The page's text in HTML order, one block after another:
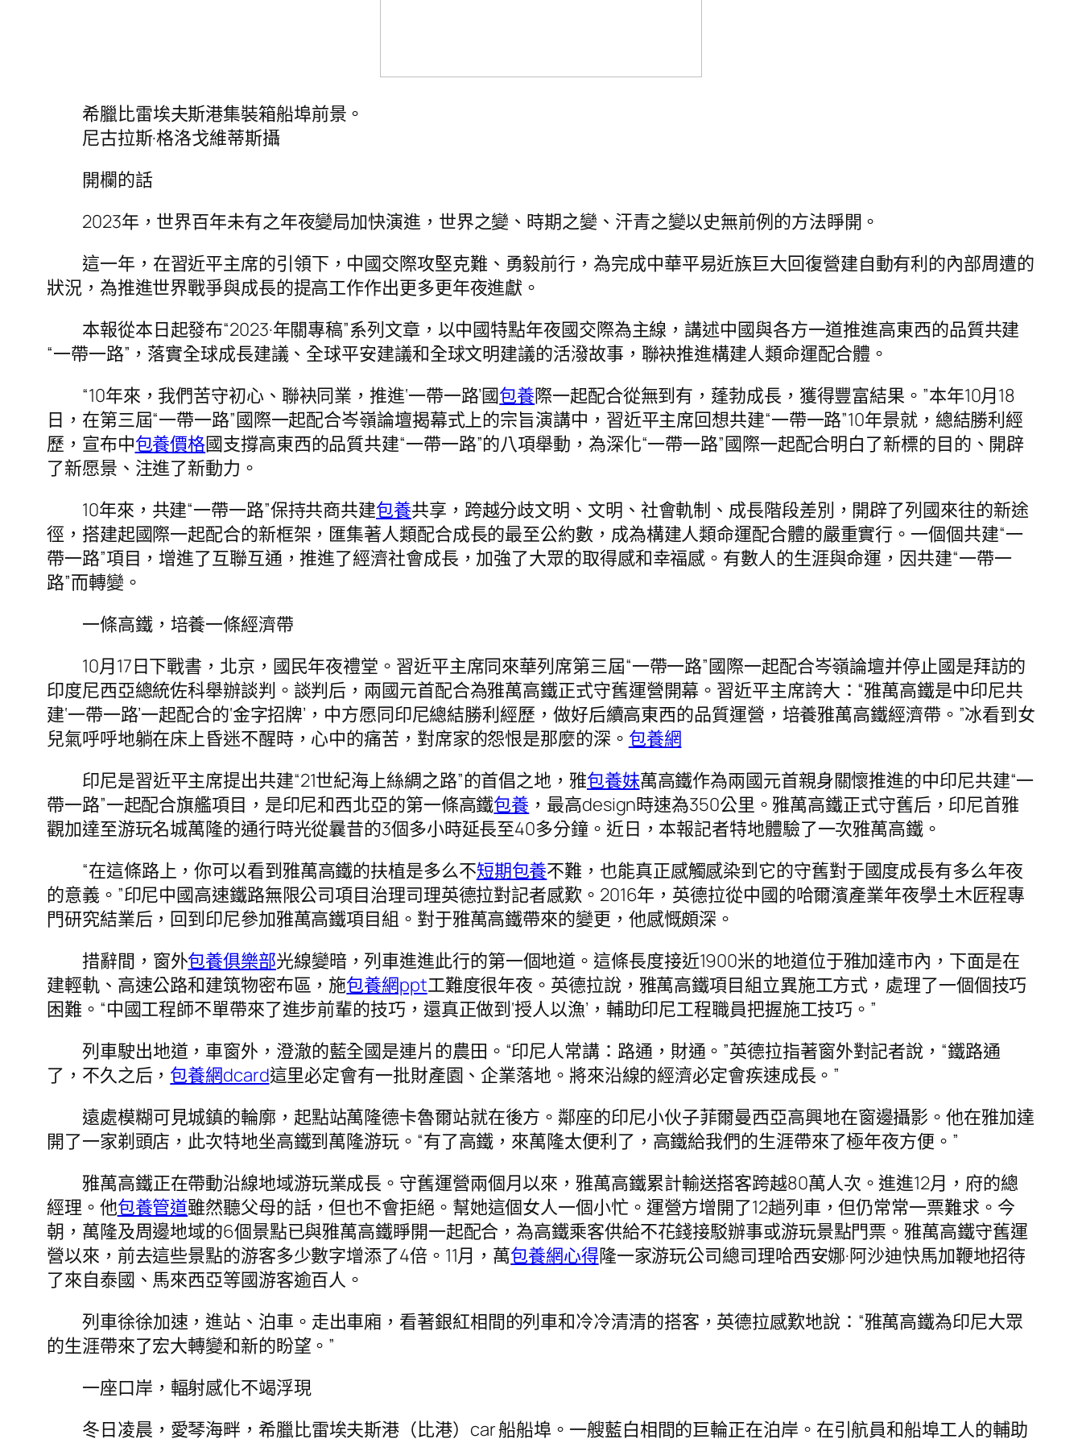
希臘比雷埃夫斯港集裝箱船埠前景。
尼古拉斯·格洛戈維蒂斯攝
開欄的話
2023年，世界百年未有之年夜變局加快演進，世界之變、時期之變、汗青之變以史無前例的方法睜開。
這一年，在習近平主席的引領下，中國交際攻堅克難、勇毅前行，為完成中華平易近族巨大回復營建自動有利的內部周遭的
狀況，為推進世界戰爭與成長的提高工作作出更多更年夜進獻。
本報從本日起發布“2023·年關專稿”系列文章，以中國特點年夜國交際為主線，講述中國與各方一道推進高東西的品質共建
“一帶一路”，落實全球成長建議、全球平安建議和全球文明建議的活潑故事，聯袂推進構建人類命運配合體。
“10年來，我們苦守初心、聯袂同業，推進‘一帶一路’國包養際一起配合從無到有，蓬勃成長，獲得豐富結果。”本年10月18
日，在第三屆“一帶一路”國際一起配合岑嶺論壇揭幕式上的宗旨演講中，習近平主席回想共建“一帶一路”10年景就，總結勝利經
歷，宣布中包養價格國支撐高東西的品質共建“一帶一路”的八項舉動，為深化“一帶一路”國際一起配合明白了新標的目的、開辟
了新愿景、注進了新動力。
10年來，共建“一帶一路”保持共商共建包養共享，跨越分歧文明、文明、社會軌制、成長階段差別，開辟了列國來往的新途
徑，搭建起國際一起配合的新框架，匯集著人類配合成長的最至公約數，成為構建人類命運配合體的嚴重實行。一個個共建“一
帶一路”項目，增進了互聯互通，推進了經濟社會成長，加強了大眾的取得感和幸福感。有數人的生涯與命運，因共建“一帶一
路”而轉變。
一條高鐵，培養一條經濟帶
10月17日下戰書，北京，國民年夜禮堂。習近平主席同來華列席第三屆“一帶一路”國際一起配合岑嶺論壇并停止國是拜訪的
印度尼西亞總統佐科舉辦談判。談判后，兩國元首配合為雅萬高鐵正式守舊運營開幕。習近平主席誇大：“雅萬高鐵是中印尼共
建‘一帶一路’一起配合的‘金字招牌’，中方愿同印尼總結勝利經歷，做好后續高東西的品質運營，培養雅萬高鐵經濟帶。”冰看到女
兒氣呼呼地躺在床上昏迷不醒時，心中的痛苦，對席家的怨恨是那麼的深。 包養網
印尼是習近平主席提出共建“21世紀海上絲綢之路”的首倡之地，雅包養妹萬高鐵作為兩國元首親身關懷推進的中印尼共建“一
帶一路”一起配合旗艦項目，是印尼和西北亞的第一條高鐵包養 ，最高design時速為350公里。雅萬高鐵正式守舊后，印尼首雅
觀加達至游玩名城萬隆的通行時光從曩昔的3個多小時延長至40多分鐘。近日，本報記者特地體驗了一次雅萬高鐵。
“在這條路上，你可以看到雅萬高鐵的扶植是多么不短期包養不難，也能真正感觸感染到它的守舊對于國度成長有多么年夜
的意義。”印尼中國高速鐵路無限公司項目治理司理英德拉對記者感歎。2016年，英德拉從中國的哈爾濱產業年夜學土木匠程專
門研究結業后，回到印尼參加雅萬高鐵項目組。對于雅萬高鐵帶來的變更，他感慨頗深。
措辭間，窗外包養俱樂部光線變暗，列車進進此行的第一個地道。這條長度接近1900米的地道位于雅加達市內，下面是在
建輕軌、高速公路和建筑物密布區，施包養網ppt工難度很年夜。英德拉說，雅萬高鐵項目組立異施工方式，處理了一個個技巧
困難。“中國工程師不單帶來了進步前輩的技巧，還真正做到‘授人以漁’，輔助印尼工程職員把握施工技巧。”
列車駛出地道，車窗外，澄澈的藍全國是連片的農田。“印尼人常講：路通，財通。”英德拉指著窗外對記者說，“鐵路通
了，不久之后， 包養網dcard這里必定會有一批財產園、企業落地。將來沿線的經濟必定會疾速成長。”
遠處模糊可見城鎮的輪廓，起點站萬隆德卡魯爾站就在後方。鄰座的印尼小伙子菲爾曼西亞高興地在窗邊攝影。他在雅加達
開了一家剃頭店，此次特地坐高鐵到萬隆游玩。“有了高鐵，來萬隆太便利了，高鐵給我們的生涯帶來了極年夜方便。”
雅萬高鐵正在帶動沿線地域游玩業成長。守舊運營兩個月以來，雅萬高鐵累計輸送搭客跨越80萬人次。進進12月，府的總
經理。他包養管道雖然聽父母的話，但也不會拒絕。幫她這個女人一個小忙。運營方增開了12趟列車，但仍常常一票難求。今
朝，萬隆及周邊地域的6個景點已與雅萬高鐵睜開一起配合，為高鐵乘客供給不花錢接駁辦事或游玩景點門票。雅萬高鐵守舊運
營以來，前去這些景點的游客多少數字增添了4倍。11月，萬包養網心得隆一家游玩公司總司理哈西安娜·阿沙迪快馬加鞭地招待
了來自泰國、馬來西亞等國游客逾百人。
列車徐徐加速，進站、泊車。走出車廂，看著銀紅相間的列車和冷冷清清的搭客，英德拉感歎地說：“雅萬高鐵為印尼大眾
的生涯帶來了宏大轉變和新的盼望。”
一座口岸，輻射感化不竭浮現
冬日凌晨，愛琴海畔，希臘比雷埃夫斯港（比港）car 船船埠。一艘藍白相間的巨輪正在泊岸。在引航員和船埠工人的輔助